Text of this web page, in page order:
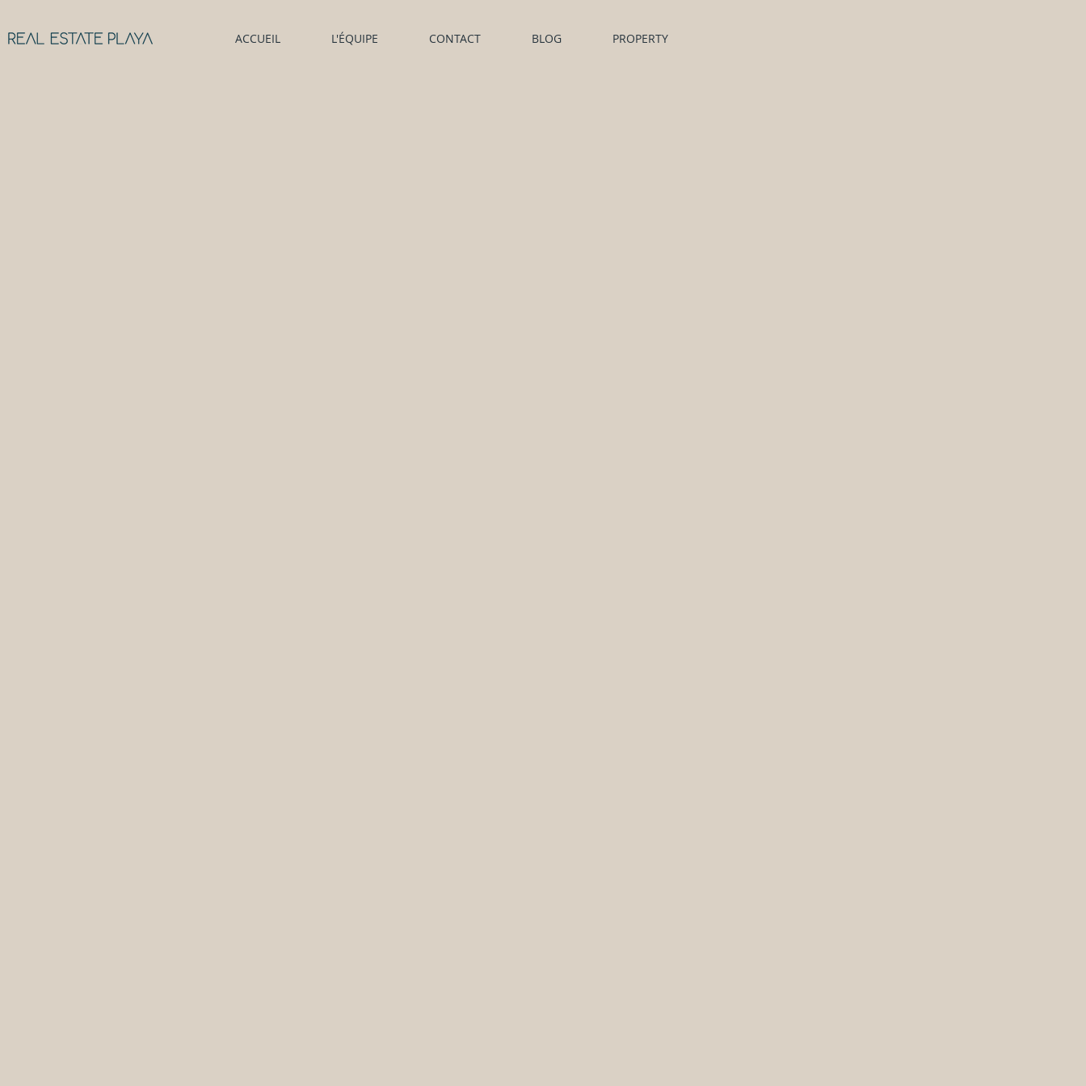
ACCUEIL L'ÉQUIPE CONTACT BLOG PROPERTY